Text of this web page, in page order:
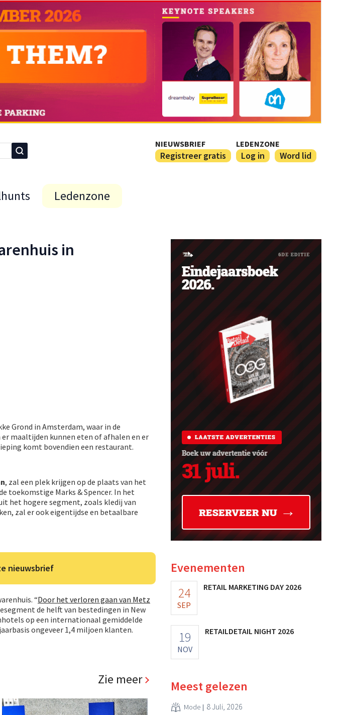
NIEUWSBRIEF
Registreer gratis
LEDENZONE
Log in Word lid
Ledenzone
in
Grond in Amsterdam, waar in de
maaltijden kunnen eten of afhalen en er
komt bovendien een restaurant.
, zal een plek krijgen op de plaats van het
toekomstige Marks & Spencer. In het
het hogere segment, zoals kledij van
zal er ook eigentijdse en betaalbare
nieuwsbrief
“Door het verloren gaan van Metz
de helft van bestedingen in New
op een internationaal gemiddelde
ongeveer 1,4 miljoen klanten.
Zie meer
Evenementen
24
SEP
RETAIL MARKETING DAY 2026
19
NOV
RETAILDETAIL NIGHT 2026
Meest gelezen
Mode 8 Juli, 2026